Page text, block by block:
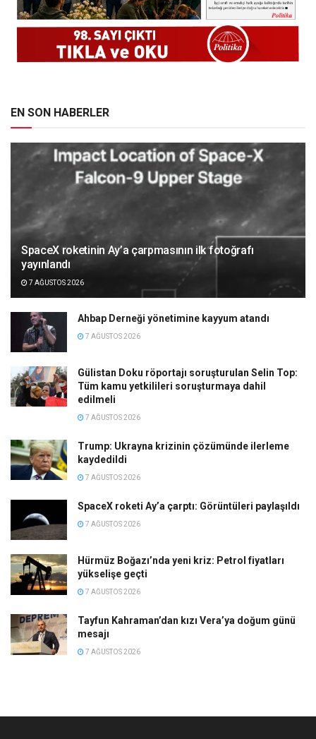
EN SON HABERLER
SpaceX roketinin Ay’a çarpmasının ilk fotoğrafı
yayınlandı
7 AĞUSTOS 2026
Ahbap Derneği yönetimine kayyum atandı
7 AĞUSTOS 2026
Gülistan Doku röportajı soruşturulan Selin Top:
Tüm kamu yetkilileri soruşturmaya dahil
edilmeli
7 AĞUSTOS 2026
Trump: Ukrayna krizinin çözümünde ilerleme
kaydedildi
7 AĞUSTOS 2026
SpaceX roketi Ay’a çarptı: Görüntüleri paylaşıldı
7 AĞUSTOS 2026
Hürmüz Boğazı’nda yeni kriz: Petrol fiyatları
yükselişe geçti
7 AĞUSTOS 2026
Tayfun Kahraman’dan kızı Vera’ya doğum günü
mesajı
7 AĞUSTOS 2026